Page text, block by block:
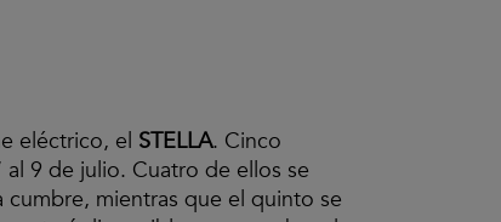
eléctrico, el STELLA. Cinco
al 9 de julio. Cuatro de ellos se
mientras que el quinto se